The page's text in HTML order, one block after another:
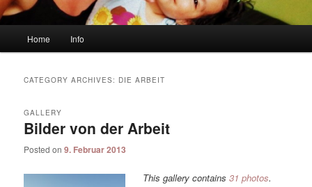
Skip to primary content
Skip to secondary content
Home Info
CATEGORY ARCHIVES: DIE ARBEIT
Bilder von der Arbeit
GALLERY
Posted on9. Februar 2013
This gallery contains31 photos.